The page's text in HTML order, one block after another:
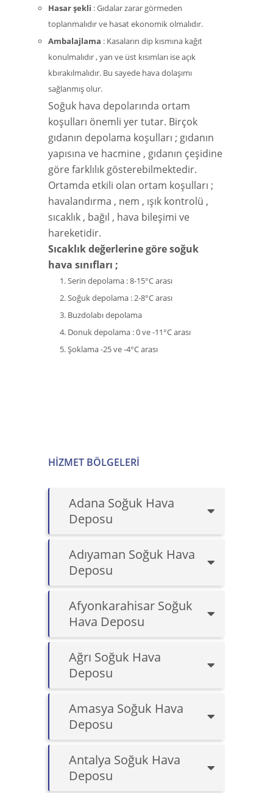
HIZMET BÖLGELERI
Adana Soğuk Hava
Deposu
Adıyaman Soğuk Hava
Deposu
Afyonkarahisar Soğuk
Hava Deposu
Ağrı Soğuk Hava
Deposu
Amasya Soğuk Hava
Deposu
Antalya Soğuk Hava
Deposu
Hasar şekli : Gıdalar zarar görmeden
toplanmalıdır ve hasat ekonomik olmalıdır.
Ambalajlama : Kasaların dip kısmına kağıt
konulmalıdır , yan ve üst kısımları ise açık
kbırakılmalıdır. Bu sayede hava dolaşımı
sağlanmış olur.
Soğuk hava depolarında ortam
koşulları önemli yer tutar. Birçok
gıdanın depolama koşulları ; gıdanın
yapısına ve hacmine , gıdanın çeşidine
göre farklılık gösterebilmektedir.
Ortamda etkili olan ortam koşulları ;
havalandırma , nem , ışık kontrolü ,
sıcaklık , bağıl , hava bileşimi ve
hareketidir.
Sıcaklık değerlerine göre soğuk
hava sınıfları ;
Serin depolama : 8-15°C arası
Soğuk depolama : 2-8°C arası
Buzdolabı depolama
Donuk depolama : 0 ve -11°C arası
Şoklama -25 ve -4°C arası